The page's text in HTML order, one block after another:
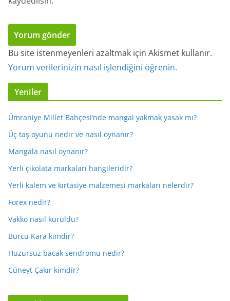
Bu site istenmeyenleri azaltmak için Akismet kullanır.
Yorum verilerinizin nasıl işlendiğini öğrenin.
Yeniler
Ümraniye Millet Bahçesi’nde mangal yakmak yasak mı?
Üç taş oyunu nedir ve nasıl oynanır?
Mangala nasıl oynanır?
Yerli çikolata markaları hangileridir?
Yerli kalem ve kırtasiye malzemesi markaları nelerdir?
Forex nedir?
Vakko nasıl kuruldu?
Burcu Kara kimdir?
Huzursuz bacak sendromu nedir?
Cüneyt Çakır kimdir?